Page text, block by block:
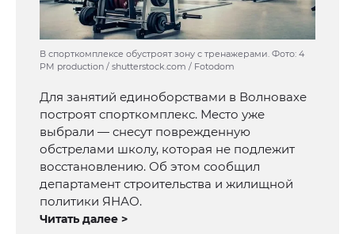
В спорткомплексе обустроят зону с тренажерами. Фото: 4
PM production / shutterstock.com / Fotodom
Для занятий единоборствами в Волновахе
построят спорткомплекс. Место уже
выбрали — снесут поврежденную
обстрелами школу, которая не подлежит
восстановлению. Об этом сообщил
департамент строительства и жилищной
политики ЯНАО.
Читать далее >